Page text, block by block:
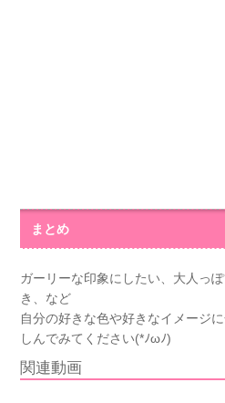
まとめ
ガーリーな印象にしたい、大人っ
き、など
自分の好きな色や好きなイメージ
しんでみてください(*ﾉωﾉ)
関連動画